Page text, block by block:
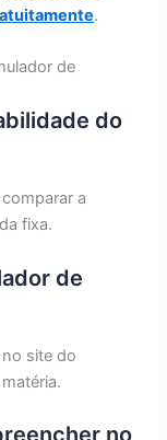
.
de
do
a
fixa.
de
site do
no